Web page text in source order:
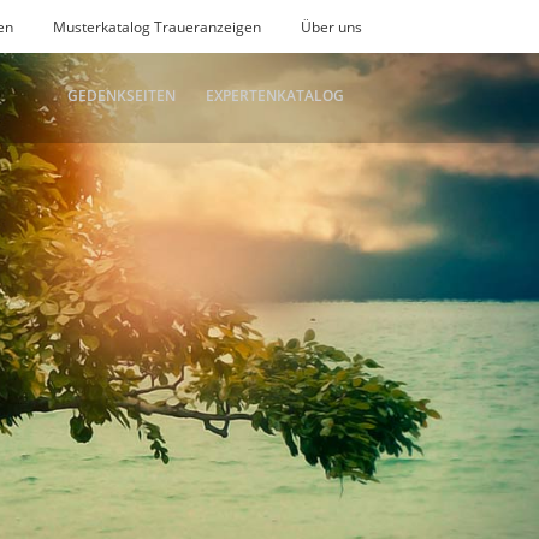
Musterkatalog Traueranzeigen Über uns
GEDENKSEITEN EXPERTENKATALOG